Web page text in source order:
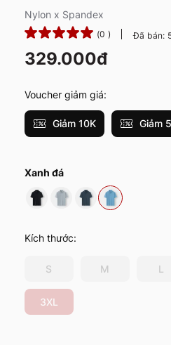
Nylon x Spandex
(0 ) Đã bán:
329.000đ
Voucher giảm giá:
Giảm 10K Giảm
Xanh đá
Kích thước:
S M L
3XL